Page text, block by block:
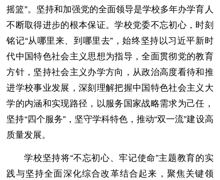
摇篮”。坚持和加强党的全面领导是学校多年办学育人
不断取得进步的根本保证。学校党委不忘初心，时刻
铭记“从哪里来、到哪里去”，始终坚持以习近平新时
代中国特色社会主义思想为指导，全面贯彻党的教育
方针，坚持社会主义办学方向，从政治高度看待和推
进学校事业发展，深刻理解把握中国特色社会主义大
学的内涵和实现路径，以服务国家战略需求为己任，
坚持“四个服务”，坚守学科特色，推动“双一流”建设高
质量发展。
学校坚持将“不忘初心、牢记使命”主题教育的实
践与坚持全面深化综合改革结合起来，聚焦关键领